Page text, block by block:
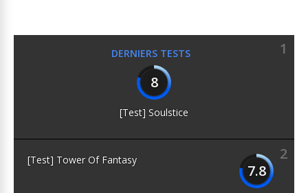
DERNIERS TESTS
1
8
[Test] Soulstice
2
7.8
[Test] Tower Of Fantasy